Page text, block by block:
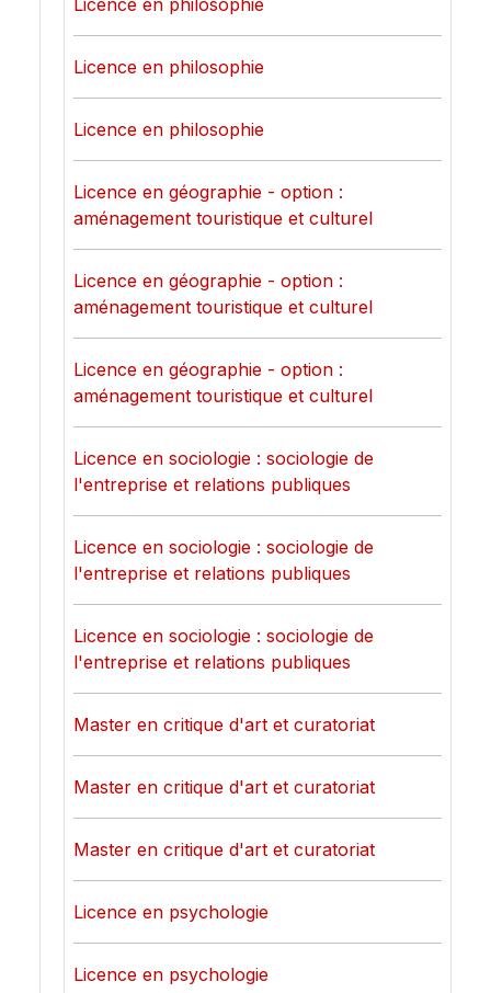
Licence en philosophie
Licence en philosophie
Licence en philosophie
Licence en géographie - option :
aménagement touristique et culturel
Licence en géographie - option :
aménagement touristique et culturel
Licence en géographie - option :
aménagement touristique et culturel
Licence en sociologie : sociologie de
l'entreprise et relations publiques
Licence en sociologie : sociologie de
l'entreprise et relations publiques
Licence en sociologie : sociologie de
l'entreprise et relations publiques
Master en critique d'art et curatoriat
Master en critique d'art et curatoriat
Master en critique d'art et curatoriat
Licence en psychologie
Licence en psychologie